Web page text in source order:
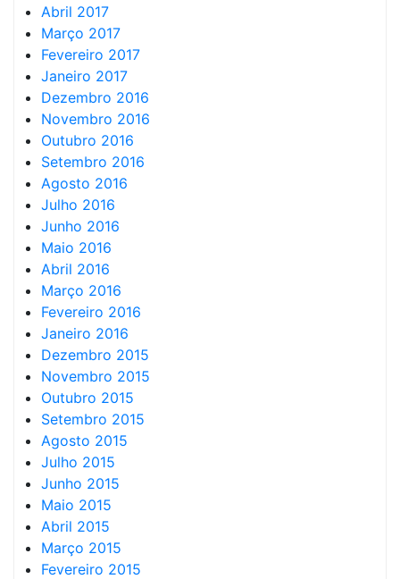
Abril 2017
Março 2017
Fevereiro 2017
Janeiro 2017
Dezembro 2016
Novembro 2016
Outubro 2016
Setembro 2016
Agosto 2016
Julho 2016
Junho 2016
Maio 2016
Abril 2016
Março 2016
Fevereiro 2016
Janeiro 2016
Dezembro 2015
Novembro 2015
Outubro 2015
Setembro 2015
Agosto 2015
Julho 2015
Junho 2015
Maio 2015
Abril 2015
Março 2015
Fevereiro 2015